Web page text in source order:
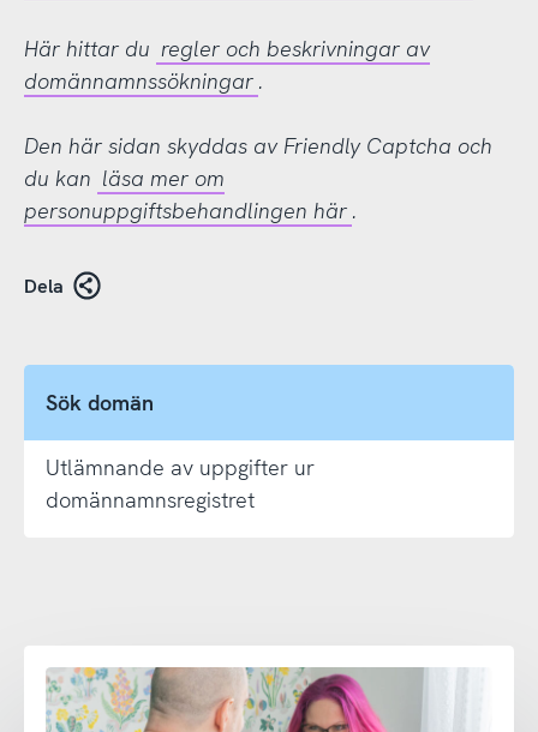
Här hittar du regler och beskrivningar av
domännamnssökningar .
Den här sidan skyddas av Friendly Captcha och
du kan läsa mer om
personuppgiftsbehandlingen här .
Dela
Sök domän
Utlämnande av uppgifter ur
domännamnsregistret